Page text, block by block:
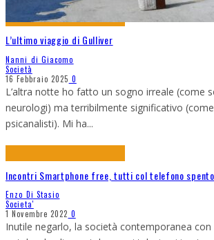
L’ultimo viaggio di Gulliver
Nanni di Giacomo
Società
16 Febbraio 2025 0
L’altra notte ho fatto un sogno irreale (come
neurologi) ma terribilmente significativo
psicanalisti). Mi ha...
Incontri Smartphone free, tutti col telefono spento
Enzo Di Stasio
Societa'
1 Novembre 2022 0
Inutile negarlo, la società contemporanea